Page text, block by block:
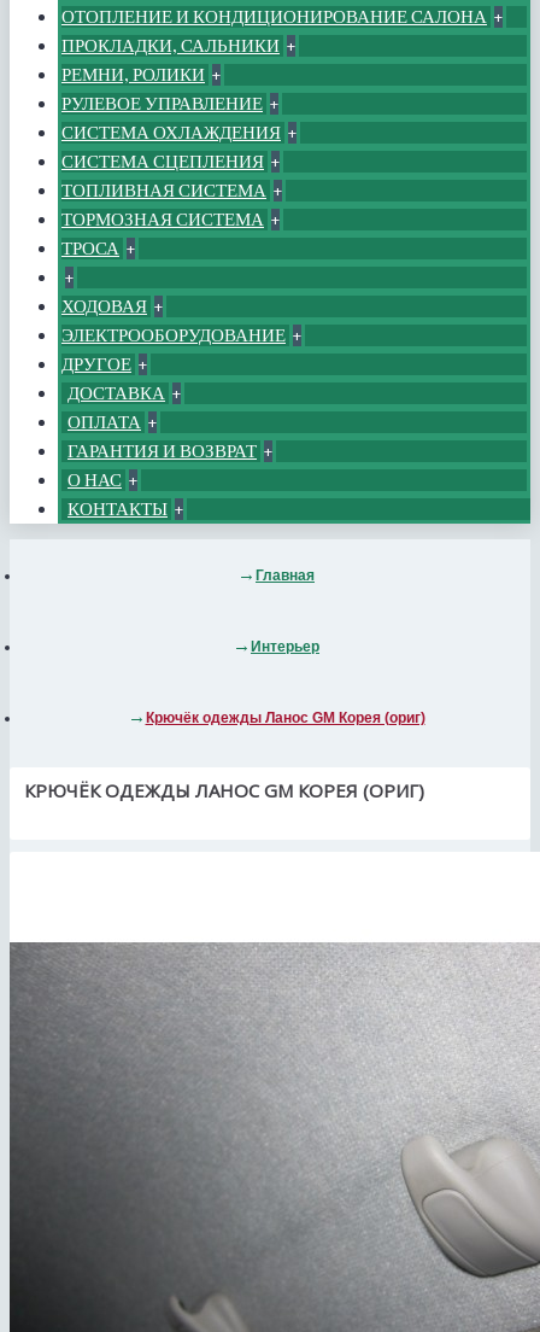
ОТОПЛЕНИЕ И КОНДИЦИОНИРОВАНИЕ САЛОНА +
ПРОКЛАДКИ, САЛЬНИКИ +
РЕМНИ, РОЛИКИ +
РУЛЕВОЕ УПРАВЛЕНИЕ +
СИСТЕМА ОХЛАЖДЕНИЯ +
СИСТЕМА СЦЕПЛЕНИЯ +
ТОПЛИВНАЯ СИСТЕМА +
ТОРМОЗНАЯ СИСТЕМА +
ТРОСА +
+
ХОДОВАЯ +
ЭЛЕКТРООБОРУДОВАНИЕ +
ДРУГОЕ +
ДОСТАВКА +
ОПЛАТА +
ГАРАНТИЯ И ВОЗВРАТ +
О НАС +
КОНТАКТЫ +
Главная
Интерьер
Крючёк одежды Ланос GM Корея (ориг)
КРЮЧЁК ОДЕЖДЫ ЛАНОС GM КОРЕЯ (ОРИГ)